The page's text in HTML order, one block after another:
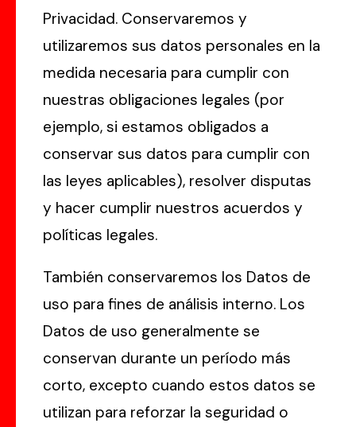
Privacidad. Conservaremos y
utilizaremos sus datos personales en la
medida necesaria para cumplir con
nuestras obligaciones legales (por
ejemplo, si estamos obligados a
conservar sus datos para cumplir con
las leyes aplicables), resolver disputas
y hacer cumplir nuestros acuerdos y
políticas legales.
También conservaremos los Datos de
uso para fines de análisis interno. Los
Datos de uso generalmente se
conservan durante un período más
corto, excepto cuando estos datos se
utilizan para reforzar la seguridad o